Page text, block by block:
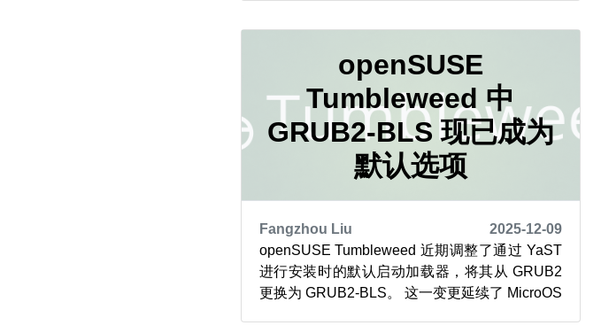
冻结问题及更可靠的系...openSUSE
Tumbleweed 中
GRUB2-BLS 现已成为
默认选项
Fangzhou Liu
2025-12-09
openSUSE Tumbleweed 近期调整了通过 YaST
进行安装时的默认启动加载器，将其从 GRUB2
更换为 GRUB2-BLS。 这一变更延续了 MicroOS